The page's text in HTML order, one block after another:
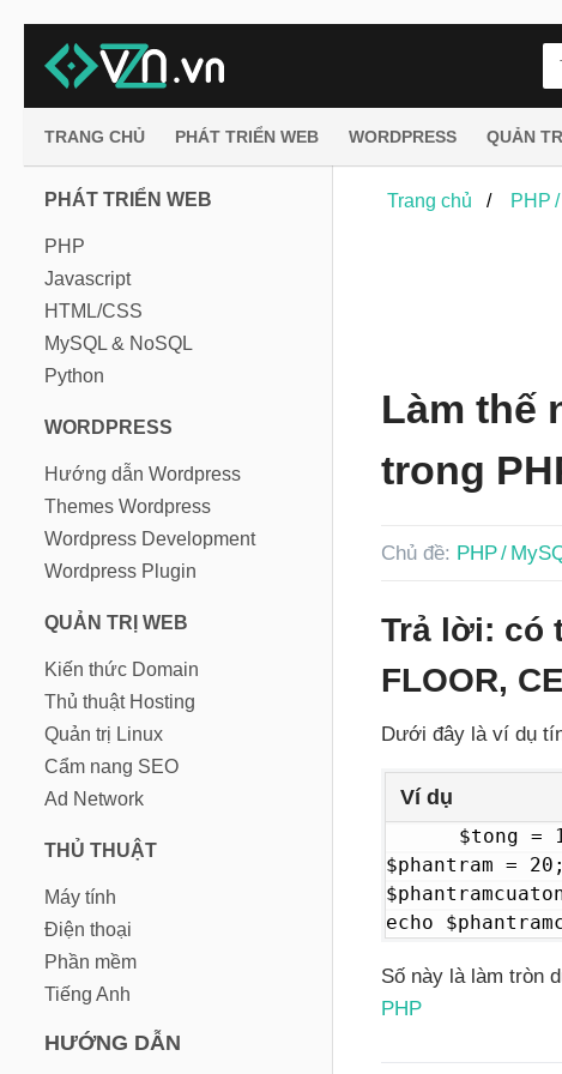
TRANG CHỦ PHÁT TRIỂN WEB WORDPRESS QUẢN
PHÁT TRIỂN WEB
PHP
Javascript
HTML/CSS
MySQL & NoSQL
Python
WORDPRESS
Hướng dẫn Wordpress
Themes Wordpress
Wordpress Development
Wordpress Plugin
QUẢN TRỊ WEB
Kiến thức Domain
Thủ thuật Hosting
Quản trị Linux
Cẩm nang SEO
Ad Network
THỦ THUẬT
Máy tính
Điện thoại
Phần mềm
Tiếng Anh
HƯỚNG DẪN
Trang chủ PHP
Làm thế
trong
Chủ đề: PHP /
Trả lời: có
FLOOR,
Dưới đây là ví dụ
Ví dụ
$tong =
$phantram =
echo
Số này là làm tròn
PHP